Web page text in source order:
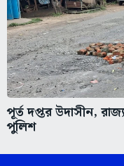
পূর্ত দপ্তর উদাসীন,
পুলিশ